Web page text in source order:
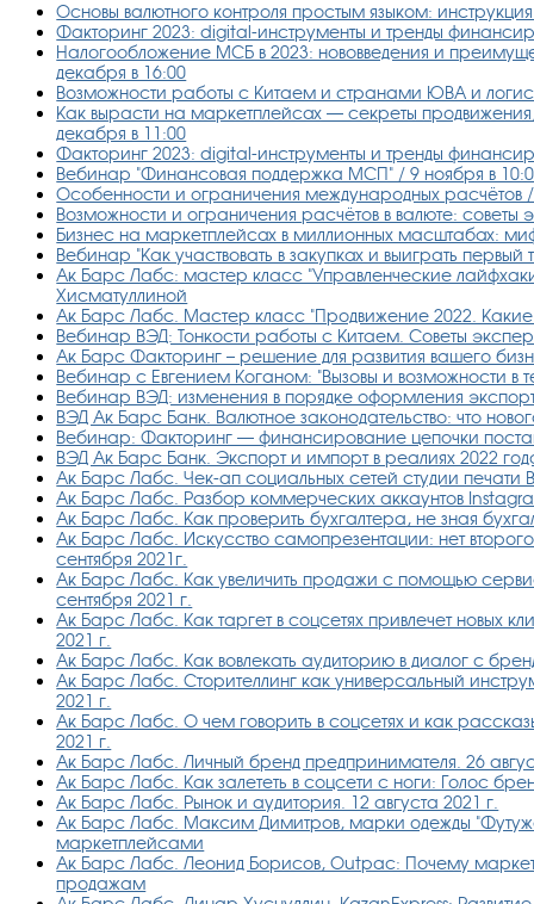
Основы валютного контроля простым языком:
Факторинг 2023: digital-инструменты и тренды
Налогообложение МСБ в 2023: нововведения и
декабря в 16:00
Возможности работы с Китаем и странами ЮВА и
Как вырасти на маркетплейсах — секреты
декабря в 11:00
Факторинг 2023: digital-инструменты и тренды
Вебинар "Финансовая поддержка МСП" / 9 ноября в
Особенности и ограничения международных расчётов /
Возможности и ограничения расчётов в валюте: советы
Бизнес на маркетплейсах в миллионных масштабах:
Вебинар "Как участвовать в закупках и выиграть первый
Ак Барс Лабс: мастер класс "Управленческие
Хисматуллиной
Ак Барс Лабс. Мастер класс "Продвижение 2022. Какие
Вебинар ВЭД: Тонкости работы с Китаем. Советы
Ак Барс Факторинг – решение для развития вашего
Вебинар с Евгением Коганом: "Вызовы и возможности в
Вебинар ВЭД: изменения в порядке оформления
ВЭД Ак Барс Банк. Валютное законодательство: что
Вебинар: Факторинг — финансирование цепочки
ВЭД Ак Барс Банк. Экспорт и импорт в реалиях 2022
Ак Барс Лабс. Чек-ап социальных сетей студии печати
Ак Барс Лабс. Разбор коммерческих аккаунтов
Ак Барс Лабс. Как проверить бухгалтера, не зная
Ак Барс Лабс. Искусство самопрезентации: нет
сентября 2021г.
Ак Барс Лабс. Как увеличить продажи с помощью
сентября 2021 г.
Ак Барс Лабс. Как таргет в соцсетях привлечет новых
2021 г.
Ак Барс Лабс. Как вовлекать аудиторию в диалог с
Ак Барс Лабс. Сторителлинг как универсальный
2021 г.
Ак Барс Лабс. О чем говорить в соцсетях и как
2021 г.
Ак Барс Лабс. Личный бренд предпринимателя. 26
Ак Барс Лабс. Как залететь в соцсети с ноги: Голос
Ак Барс Лабс. Рынок и аудитория. 12 августа 2021 г.
Ак Барс Лабс. Максим Димитров, марки одежды
маркетплейсами
Ак Барс Лабс. Леонид Борисов, Outpac: Почему
продажам